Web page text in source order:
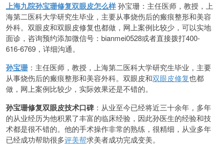
上海九院孙宝珊修复双眼皮怎么样孙宝珊：主任医师，教授，上
海第二医科大学研究生毕业，主要从事烧伤后的瘢痕整形和美容
外科。双眼皮和双眼皮修复也都做，网上案例比较少，可以实地
面诊，咨询预约添加微信号：bianmei0528或者直接拨打400-
616-6769，详细沟通。
孙宝珊 ：主任医师，教授，上海第二医科大学研究生毕业，主要
从事烧伤后的瘢痕整形和美容外科。双眼皮和双眼皮修复也都
做，网上案例比较少，实际效果还是不错的。
孙宝珊修复双眼皮技术口碑：从业至今已经将近三十余年，多年
的从业经历为他积累了丰富的临床经验，因此孙医生的经验和技
术都是很不错的。他的手术操作非常的熟练，很精细，从业多年
已经成功帮助很多评美帮求美者成功完成变美。